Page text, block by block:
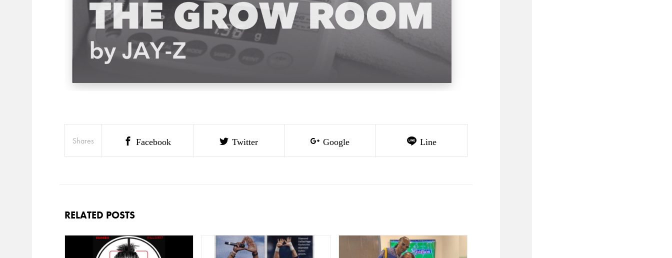
Shares Facebook Twitter Google Line
RELATED POSTS